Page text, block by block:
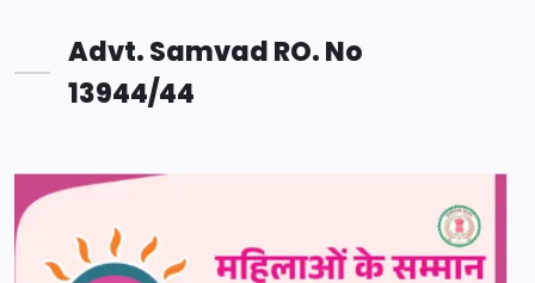
Advt. Samvad RO. No
13944/44